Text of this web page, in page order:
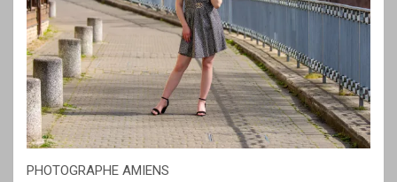
PHOTOGRAPHE AMIENS